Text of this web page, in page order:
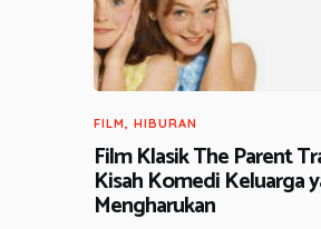
FILM, HIBURAN
Film Klasik The Parent
Kisah Komedi Keluarga
Mengharukan